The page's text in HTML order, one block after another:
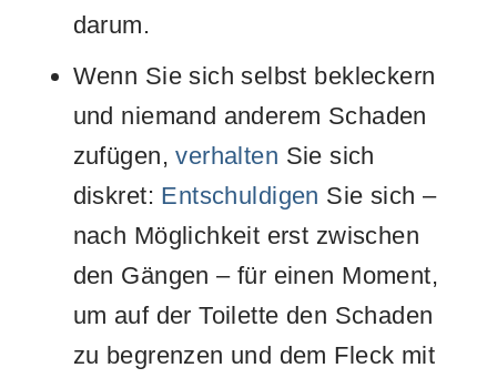
darum.
Wenn Sie sich selbst bekleckern
und niemand anderem Schaden
zufügen,verhalten Sie sich
diskret: Entschuldigen Sie sich –
nach Möglichkeit erst zwischen
den Gängen – für einen Moment,
um auf der Toilette den Schaden
zu begrenzen und dem Fleck mit